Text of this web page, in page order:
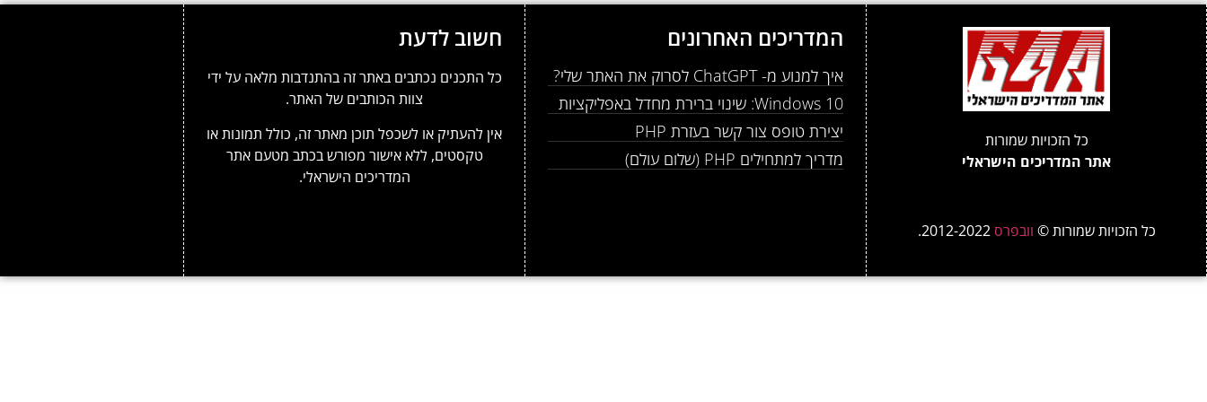
כל הזכויות שמורות
אתר המדריכים הישראלי
כל הזכויות שמורות © וובפרס 2012-2022.
המדריכים האחרונים
איך למנוע מ- ChatGPT לסרוק את האתר שלי?
Windows 10: שינוי ברירת מחדל באפליקציות
יצירת טופס צור קשר בעזרת PHP
מדריך למתחילים PHP (שלום עולם)
חשוב לדעת
כל התכנים נכתבים באתר זה בהתנדבות מלאה על ידי
צוות הכותבים של האתר.
אין להעתיק או לשכפל תוכן מאתר זה, כולל תמונות או
טקסטים, ללא אישור מפורש בכתב מטעם אתר
המדריכים הישראלי.